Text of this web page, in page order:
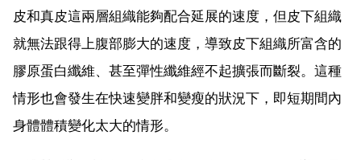
皮和真皮這兩層組織能夠配合延展的速度，但皮下組織
就無法跟得上腹部膨大的速度，導致皮下組織所富含的
膠原蛋白纖維、甚至彈性纖維經不起擴張而斷裂。這種
情形也會發生在快速變胖和變瘦的狀況下，即短期間內
身體體積變化太大的情形。